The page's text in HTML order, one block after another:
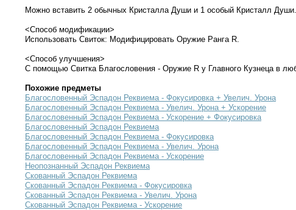
Можно вставить 2 обычных Кристалла Души и 1 особый Кристалл
<Способ модификации>
Использовать Свиток: Модифицировать Оружие Ранга R.
<Способ улучшения>
С помощью Свитка Благословения - Оружие R у Главного Кузнеца в
Похожие предметы
Благословенный Эспадон Реквиема - Фокусировка + Увелич. Урона
Благословенный Эспадон Реквиема - Увелич. Урона + Ускорение
Благословенный Эспадон Реквиема - Ускорение + Фокусировка
Благословенный Эспадон Реквиема
Благословенный Эспадон Реквиема - Фокусировка
Благословенный Эспадон Реквиема - Увелич. Урона
Благословенный Эспадон Реквиема - Ускорение
Неопознанный Эспадон Реквиема
Скованный Эспадон Реквиема
Скованный Эспадон Реквиема - Фокусировка
Скованный Эспадон Реквиема - Увелич. Урона
Скованный Эспадон Реквиема - Ускорение